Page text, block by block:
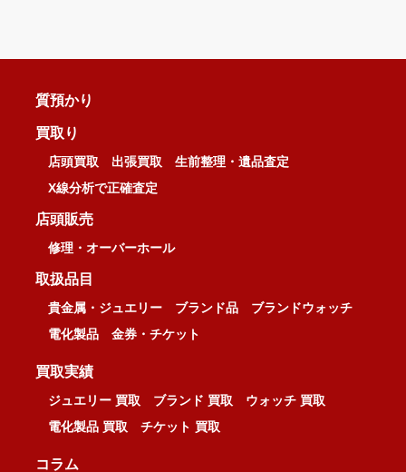
質預かり
買取り
店頭買取 出張買取
生前整理・遺品査定
X線分析で正確査定
店頭販売
修理・オーバーホール
取扱品目
貴金属・ジュエリー ブランド品
ブランドウォッチ
電化製品
金券・チケット
買取実績
ジュエリー 買取 ブランド 買取
ウォッチ 買取
電化製品 買取
チケット 買取
コラム